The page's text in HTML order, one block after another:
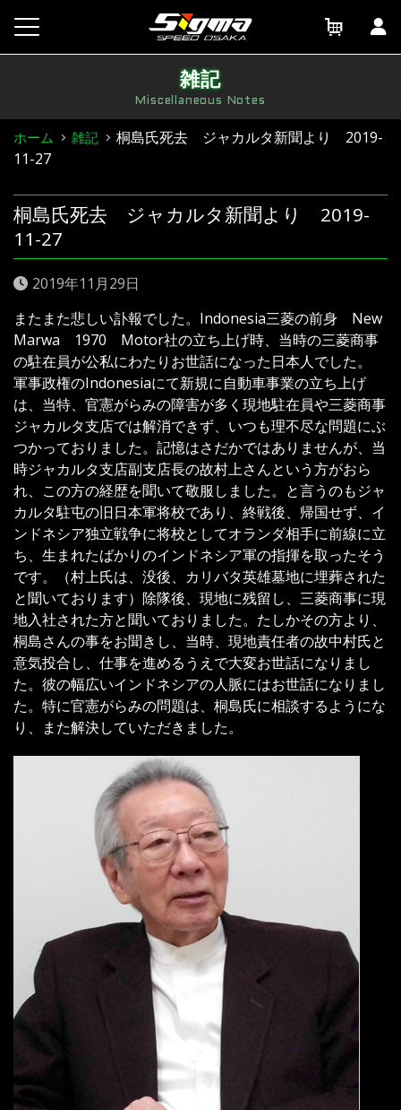
content
雑記
Miscellaneous Notes
ホーム 雑記
桐島氏死去 ジャカルタ新聞より 2019-
11-27
桐島氏死去 ジャカルタ新聞より 2019-
11-27
2019年11月29日
またまた悲しい訃報でした。Indonesia三菱の前身 New
Marwa 1970 Motor社の立ち上げ時、当時の三菱商事
の駐在員が公私にわたりお世話になった日本人でした。
軍事政権のIndonesiaにて新規に自動車事業の立ち上げ
は、当特、官憲がらみの障害が多く現地駐在員や三菱商事
ジャカルタ支店では解消できず、いつも理不尽な問題にぶ
つかっておりました。記憶はさだかではありませんが、当
時ジャカルタ支店副支店長の故村上さんという方がおら
れ、この方の経歴を聞いて敬服しました。と言うのもジャ
カルタ駐屯の旧日本軍将校であり、終戦後、帰国せず、イ
ンドネシア独立戦争に将校としてオランダ相手に前線に立
ち、生まれたばかりのインドネシア軍の指揮を取ったそう
です。（村上氏は、没後、カリバタ英雄墓地に埋葬された
と聞いております）除隊後、現地に残留し、三菱商事に現
地入社された方と聞いておりました。たしかその方より、
桐島さんの事をお聞きし、当時、現地責任者の故中村氏と
意気投合し、仕事を進めるうえで大変お世話になりまし
た。彼の幅広いインドネシアの人脈にはお世話になりまし
た。特に官憲がらみの問題は、桐島氏に相談するようにな
り、また解決していただきました。